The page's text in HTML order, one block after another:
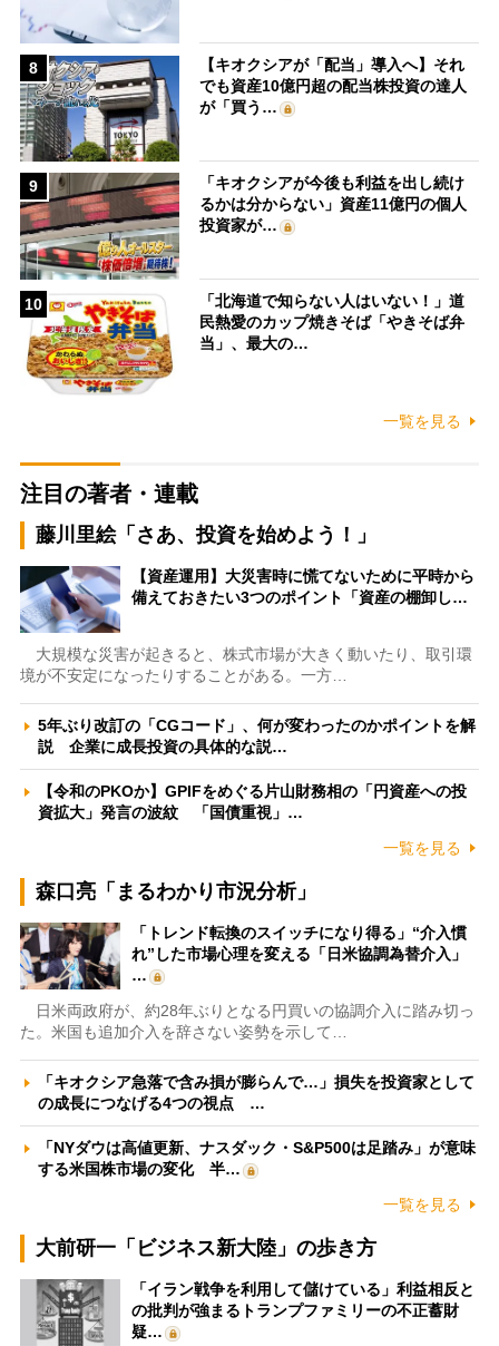
8
【キオクシアが「配当」導入へ】それ
でも資産10億円超の配当株投資の達人
が「買う…
9
「キオクシアが今後も利益を出し続け
るかは分からない」資産11億円の個人
投資家が…
10
「北海道で知らない人はいない！」道
民熱愛のカップ焼きそば「やきそば弁
当」、最大の…
一覧を見る
注目の著者・連載
藤川里絵「さあ、投資を始めよう！」
【資産運用】大災害時に慌てないために平時から
備えておきたい3つのポイント「資産の棚卸し…
大規模な災害が起きると、株式市場が大きく動いたり、取引環
境が不安定になったりすることがある。一方…
5年ぶり改訂の「CGコード」、何が変わったのかポイントを解
説 企業に成長投資の具体的な説…
【令和のPKOか】GPIFをめぐる片山財務相の「円資産への投
資拡大」発言の波紋 「国債重視」…
一覧を見る
森口亮「まるわかり市況分析」
「トレンド転換のスイッチになり得る」“介入慣
れ”した市場心理を変える「日米協調為替介入」
…
日米両政府が、約28年ぶりとなる円買いの協調介入に踏み切っ
た。米国も追加介入を辞さない姿勢を示して…
「キオクシア急落で含み損が膨らんで…」損失を投資家として
の成長につなげる4つの視点 …
「NYダウは高値更新、ナスダック・S&P500は足踏み」が意味
する米国株市場の変化 半…
一覧を見る
大前研一「ビジネス新大陸」の歩き方
「イラン戦争を利用して儲けている」利益相反と
の批判が強まるトランプファミリーの不正蓄財
疑…